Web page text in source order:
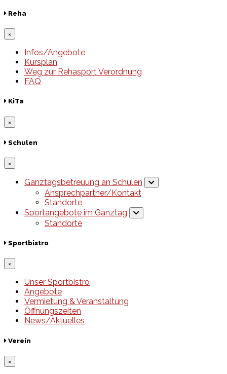
Reha
×
Infos/Angebote
Kursplan
Weg zur Rehasport Verordnung
FAQ
KiTa
×
Schulen
×
Ganztagsbetreuung an Schulen
Ansprechpartner/Kontakt
Standorte
Sportangebote im Ganztag
Standorte
Sportbistro
×
Unser Sportbistro
Angebote
Vermietung & Veranstaltung
Öffnungszeiten
News/Aktuelles
Verein
×